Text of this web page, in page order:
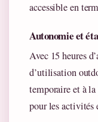
accessible en
Autonomie et
Avec 15 heures
d’utilisation
temporaire et à
pour les activités